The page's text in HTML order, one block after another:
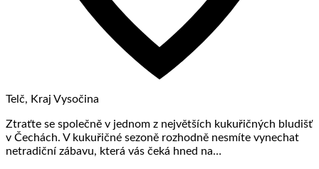
Telč, Kraj Vysočina
Ztraťte se společně v jednom z největších kukuřičných bludišť
v Čechách. V kukuřičné sezoně rozhodně nesmíte vynechat
netradiční zábavu, která vás čeká hned na…